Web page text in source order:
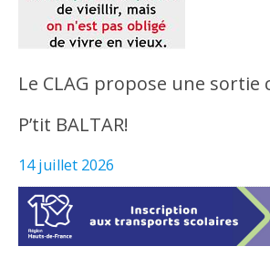
Le CLAG propose une sortie
P’tit BALTAR!
14 juillet 2026